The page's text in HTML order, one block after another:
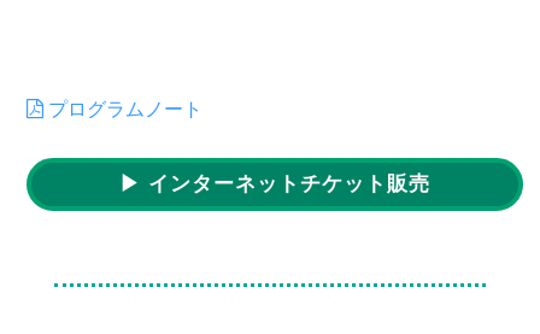
プログラムノート
▶ インターネットチケット販売